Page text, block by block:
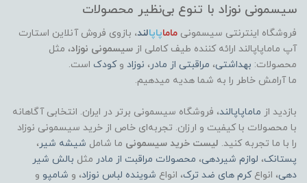
سیسمونی نوزاد با تنوع بی‌نظیر محصولات
فروشگاه اینترنتی سیسمونی ماماپاپالند، بازوی فروش آنلاین استارت
آپ ماماپاپالند ارائه کننده طیف کاملی از سیسمونی نوزاد، مثل
محصولات: بهداشتی، مراقبتی از مادر، نوزاد وکودک است.
ما آرامش خاطر را به شما هدیه میدهیم.
بازدید از ماماپاپالند، فروشگاه سیسمونی برتر در ایران. انتخابی آگاهانه
با محصولات با کیفیت و ارزان. تجربه‌ای خاص از خرید سیسمونی نوزاد
را با ما تجربه کنید. لیست خرید سیسمونی ما شامل شیشه شیر،
پستانک، لوازم شیردهی، محصولات مراقبت از مادر مثل بالش شیر
دهی، انواعکرم های ضد ترک، انواع شوینده لباس نوزاد، و شامپو و